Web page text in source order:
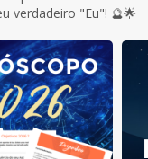
verdadeiro "Eu"! 🔮🌟